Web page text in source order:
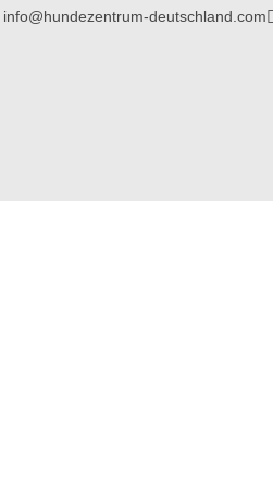
info@hundezentrum-deutschland.com